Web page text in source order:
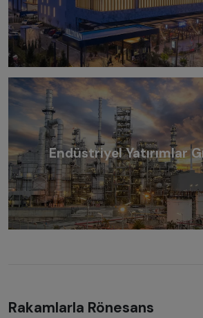
Endüstriyel Yatırımlar
Rakamlarla Rönesans